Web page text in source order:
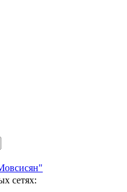
сетях: